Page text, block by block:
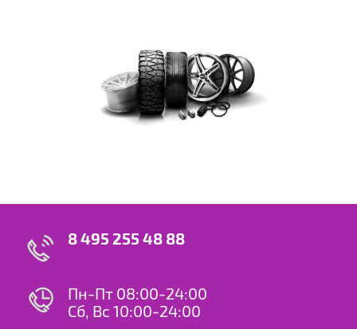
8 495 255 48 88
Пн-Пт 08:00-24:00
Сб, Вс 10:00-24:00